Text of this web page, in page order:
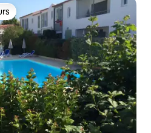
les plus appréciés